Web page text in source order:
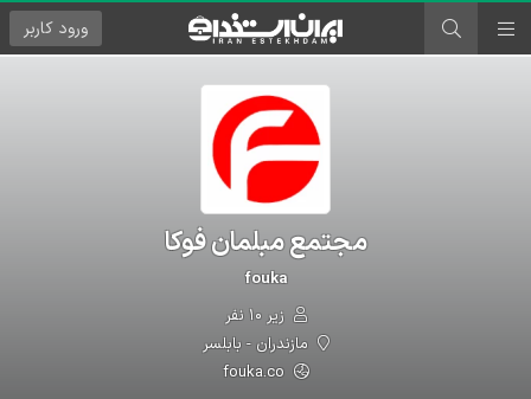
ورود کاربر
مجتمع مبلمان فوکا
fouka
زیر ۱۰ نفر
مازندران - بابلسر
fouka.co